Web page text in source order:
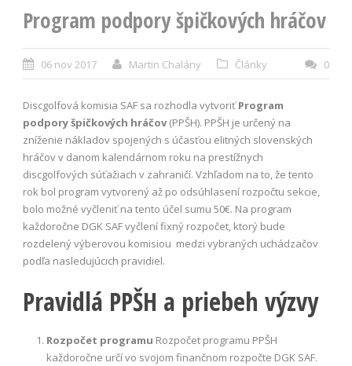
Program podpory špičkových hráčov
06 nov 2017 Martin Chalány Články 0
Discgolfová komisia SAF sa rozhodla vytvoriťProgram
podpory špičkových hráčov(PPŠH). PPŠH je určený na
zníženie nákladov spojených s účasťou elitných slovenských
hráčov v danom kalendárnom roku na prestížnych
discgolfových súťažiach v zahraničí. Vzhľadom na to, že tento
rok bol program vytvorený až po odsúhlasení rozpočtu sekcie,
bolo možné vyčleniť na tento účel sumu 50€. Na program
každoročne DGK SAF vyčlení fixný rozpočet, ktorý bude
rozdelený výberovou komisiou medzi vybraných uchádzačov
podľa nasledujúcich pravidiel.
Pravidlá PPŠH a priebeh výzvy
Rozpočet programu Rozpočet programu PPŠH
každoročne určí vo svojom finančnom rozpočte DGK SAF.